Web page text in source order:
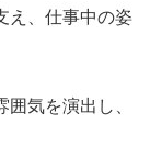
え、仕事中の姿
気を演出し、